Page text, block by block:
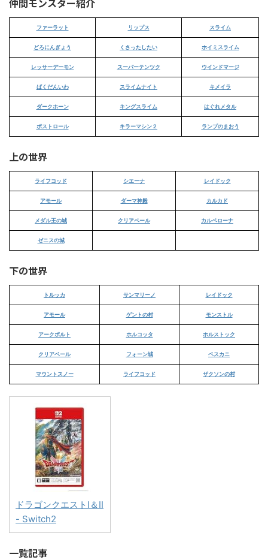
仲間モンスター紹介
ファーラット リップス スライム
どろにんぎょう くさったしたい ホイミスライム
レッサーデーモン スーパーテンツク ウインドマージ
ばくだんいわ スライムナイト キメイラ
ダークホーン キングスライム はぐれメタル
ボストロール キラーマシン２ ランプのまおう
上の世界
ライフコッド シエーナ レイドック
アモール ダーマ神殿 カルカド
メダル王の城 クリアベール カルベローナ
ゼニスの城
下の世界
トルッカ サンマリーノ レイドック
アモール ゲントの村 モンストル
アークボルト ホルコッタ ホルストック
クリアベール フォーン城 ペスカニ
マウントスノー ライフコッド ザクソンの村
ドラゴンクエストI＆II
- Switch2
一覧記事